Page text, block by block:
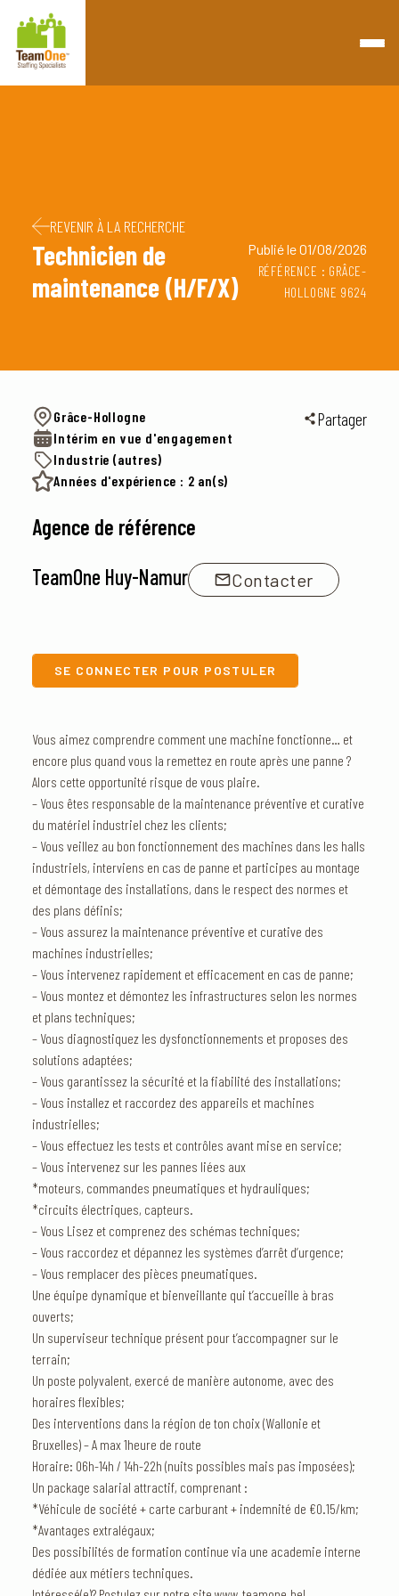
Retourner à la page d'accueil
REVENIR À LA RECHERCHE
Technicien de
maintenance (H/F/X)
Publié le 01/08/2026
RÉFÉRENCE : GRÂCE-
HOLLOGNE 9624
Grâce-Hollogne
Intérim en vue d'engagement
Industrie (autres)
Années d'expérience : 2 an(s)
Partager
Agence de référence
TeamOne Huy-Namur
Contacter
SE CONNECTER POUR POSTULER
Vous aimez comprendre comment une machine fonctionne… et
encore plus quand vous la remettez en route après une panne ?
Alors cette opportunité risque de vous plaire.
– Vous êtes responsable de la maintenance préventive et curative
du matériel industriel chez les clients;
– Vous veillez au bon fonctionnement des machines dans les halls
industriels, interviens en cas de panne et participes au montage
et démontage des installations, dans le respect des normes et
des plans définis;
– Vous assurez la maintenance préventive et curative des
machines industrielles;
– Vous intervenez rapidement et efficacement en cas de panne;
– Vous montez et démontez les infrastructures selon les normes
et plans techniques;
– Vous diagnostiquez les dysfonctionnements et proposes des
solutions adaptées;
– Vous garantissez la sécurité et la fiabilité des installations;
– Vous installez et raccordez des appareils et machines
industrielles;
– Vous effectuez les tests et contrôles avant mise en service;
– Vous intervenez sur les pannes liées aux
*moteurs, commandes pneumatiques et hydrauliques;
*circuits électriques, capteurs.
– Vous Lisez et comprenez des schémas techniques;
– Vous raccordez et dépannez les systèmes d’arrêt d’urgence;
– Vous remplacer des pièces pneumatiques.
Une équipe dynamique et bienveillante qui t’accueille à bras
ouverts;
Un superviseur technique présent pour t’accompagner sur le
terrain;
Un poste polyvalent, exercé de manière autonome, avec des
horaires flexibles;
Des interventions dans la région de ton choix (Wallonie et
Bruxelles) – A max 1heure de route
Horaire: 06h-14h / 14h-22h (nuits possibles mais pas imposées);
Un package salarial attractif, comprenant :
*Véhicule de société + carte carburant + indemnité de €0.15/km;
*Avantages extralégaux;
Des possibilités de formation continue via une academie interne
dédiée aux métiers techniques.